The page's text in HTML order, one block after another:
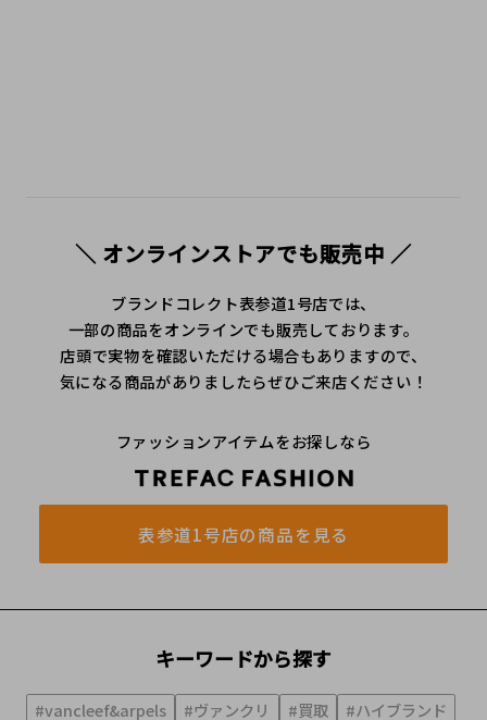
＼ オンラインストアでも販売中 ／
ブランドコレクト表参道1号店では、
一部の商品をオンラインでも販売しております。
店頭で実物を確認いただける場合もありますので、
気になる商品がありましたらぜひご来店ください！
ファッションアイテムをお探しなら
表参道1号店の商品を見る
キーワードから探す
#vancleef&arpels #ヴァンクリ #買取 #ハイブランド